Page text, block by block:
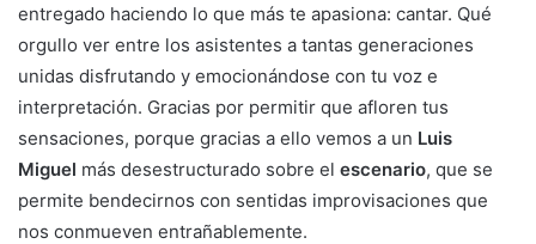
entregado haciendo lo que más te apasiona: cantar. Qué
orgullo ver entre los asistentes a tantas generaciones
unidas disfrutando y emocionándose con tu voz e
interpretación. Gracias por permitir que afloren tus
sensaciones, porque gracias a ello vemos a un Luis
Miguel más desestructurado sobre el escenario, que se
permite bendecirnos con sentidas improvisaciones que
nos conmueven entrañablemente.